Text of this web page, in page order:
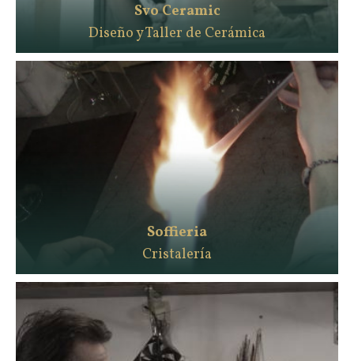
Svo Ceramic
Diseño y Taller de Cerámica
Soffieria
Cristalería